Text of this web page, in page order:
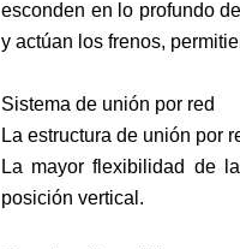
esconden en lo profundo
y actúan los frenos,
Sistema de unión por red
La estructura de unión por
La mayor flexibilidad de
posición vertical.